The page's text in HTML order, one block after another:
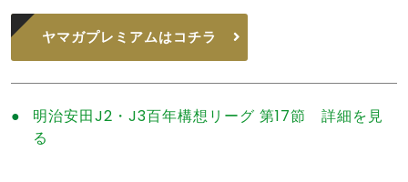
ヤマガプレミアムはコチラ
明治安田J2・J3百年構想リーグ 第17節 詳細を見
る